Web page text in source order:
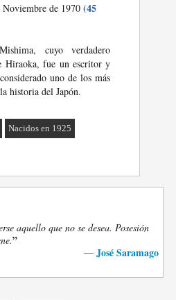
Noviembre de 1970(45
cuyo verdadero
Hiraoka, fue un escritor y
uno de los más
historia del Japón.
Nacidos en 1925
aquello que no se desea. Posesión
”
— José Saramago